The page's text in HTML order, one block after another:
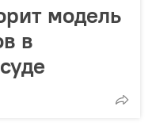
модель
в